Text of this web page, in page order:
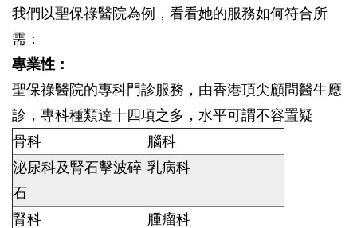
我們以聖保祿醫院為例，看看她的服務如何符合所
需：
專業性：
聖保祿醫院的專科門診服務，由香港頂尖顧問醫生應
診，專科種類達十四項之多，水平可謂不容置疑
骨科
腦科
泌尿科及腎石擊波碎
石
乳病科
腎科
腫瘤科